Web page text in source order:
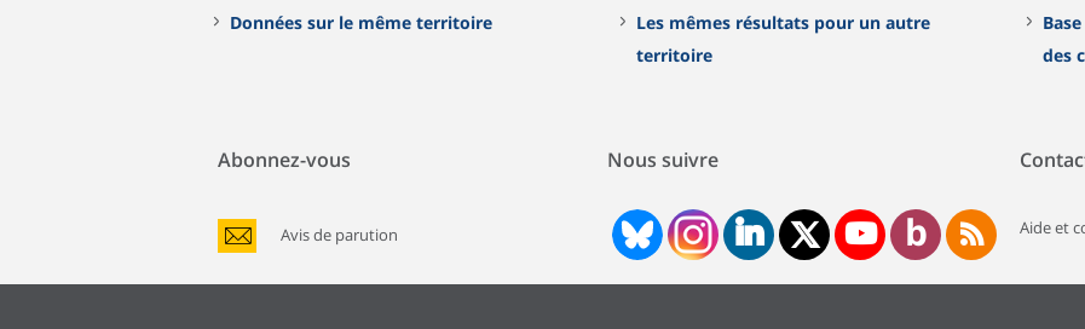
Données sur le même territoire
Les mêmes résultats pour un autre
territoire
des
Abonnez-vous
Avis de parution
Nous suivre
Aide et